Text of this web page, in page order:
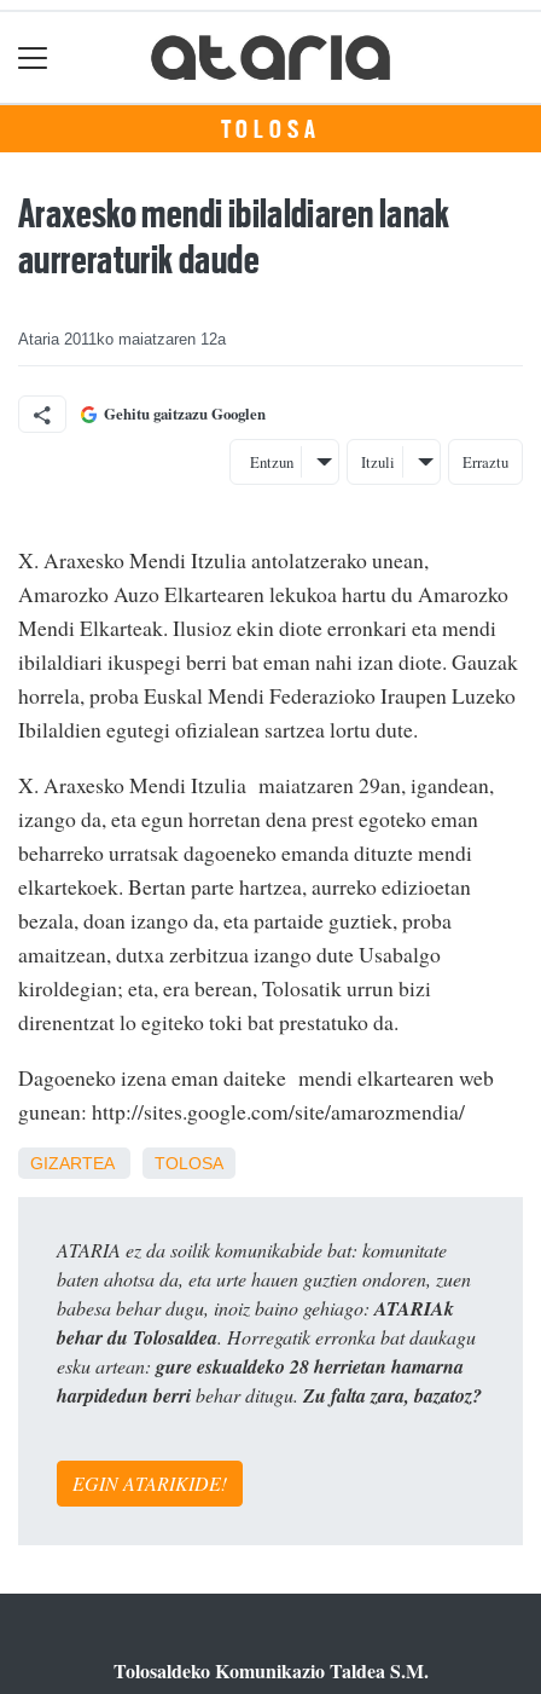
TOLOSA
Araxesko mendi ibilaldiaren lanak
aurreraturik daude
Ataria 2011ko maiatzaren 12a
Gehitu gaitzazu Googlen
Entzun Itzuli Erraztu
X. Araxesko Mendi Itzulia antolatzerako unean,
Amarozko Auzo Elkartearen lekukoa hartu du Amarozko
Mendi Elkarteak. Ilusioz ekin diote erronkari eta mendi
ibilaldiari ikuspegi berri bat eman nahi izan diote. Gauzak
horrela, proba Euskal Mendi Federazioko Iraupen Luzeko
Ibilaldien egutegi ofizialean sartzea lortu dute.
X. Araxesko Mendi Itzulia maiatzaren 29an, igandean,
izango da, eta egun horretan dena prest egoteko eman
beharreko urratsak dagoeneko emanda dituzte mendi
elkartekoek. Bertan parte hartzea, aurreko edizioetan
bezala, doan izango da, eta partaide guztiek, proba
amaitzean, dutxa zerbitzua izango dute Usabalgo
kiroldegian; eta, era berean, Tolosatik urrun bizi
direnentzat lo egiteko toki bat prestatuko da.
Dagoeneko izena eman daiteke mendi elkartearen web
gunean: http://sites.google.com/site/amarozmendia/
GIZARTEA TOLOSA
ATARIA ez da soilik komunikabide bat: komunitate
baten ahotsa da, eta urte hauen guztien ondoren, zuen
babesa behar dugu, inoiz baino gehiago: ATARIAk
behar du Tolosaldea. Horregatik erronka bat daukagu
esku artean: gure eskualdeko 28 herrietan hamarna
harpidedun berribehar ditugu. Zu falta zara, bazatoz?
EGIN ATARIKIDE!
Tolosaldeko Komunikazio Taldea S.M.